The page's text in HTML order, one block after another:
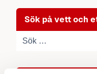
Sök på vett och